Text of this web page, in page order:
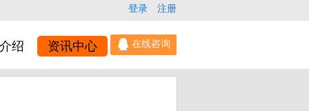
登录 注册
绍 资讯中心